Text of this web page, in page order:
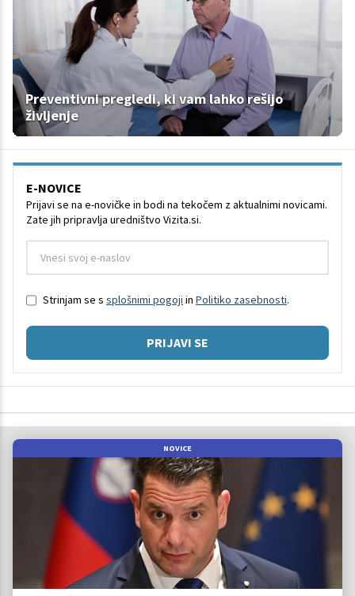
Preventivni pregledi, ki vam lahko rešijo
življenje
E-NOVICE
Prijavi se na e-novičke in bodi na tekočem z aktualnimi novicami.
Zate jih pripravlja uredništvo Vizita.si.
Strinjam se s splošnimi pogoji in Politiko zasebnosti.
PRIJAVI SE
NOVICE